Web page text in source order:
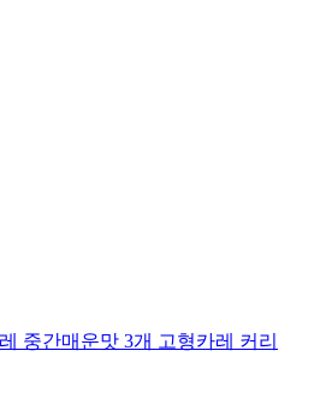
중간매운맛 3개 고형카레 커리